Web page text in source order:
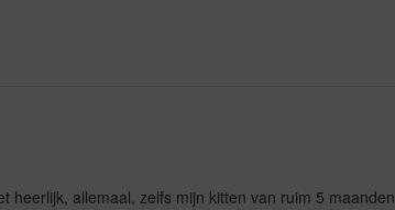
heerlijk, allemaal, zelfs mijn kitten van ruim 5 maanden